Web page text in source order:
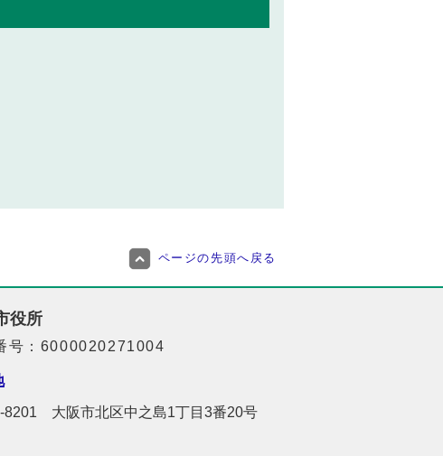
ページの先頭へ戻る
役所
号：6000020271004
8201 大阪市北区中之島1丁目3番20号